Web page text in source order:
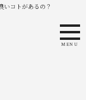
いコトがあるの？
MENU